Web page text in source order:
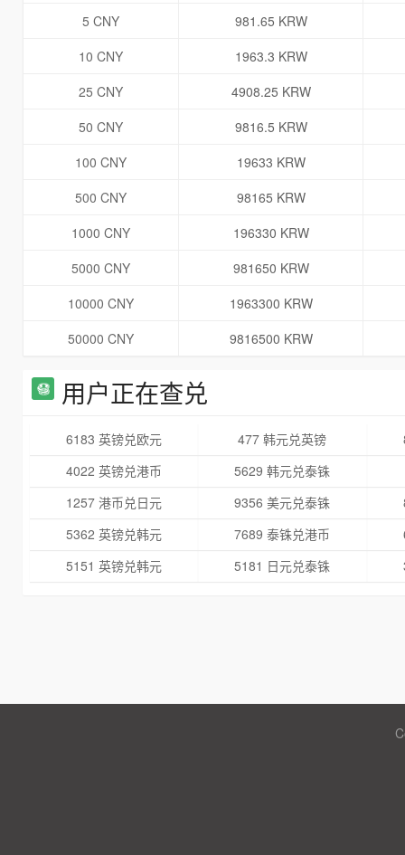
5 CNY
981.65 KRW
10 CNY
1963.3 KRW
25 CNY
4908.25 KRW
50 CNY
9816.5 KRW
100 CNY
19633 KRW
500 CNY
98165 KRW
1000 CNY
196330 KRW
5000 CNY
981650 KRW
10000 CNY
1963300 KRW
50000 CNY
9816500 KRW
用户正在查兑
6183 英镑兑欧元 477 韩元兑英镑
4022 英镑兑港币
5629 韩元兑泰铢
1257 港币兑日元
9356 美元兑泰铢
5362 英镑兑韩元
7689 泰铢兑港币
5151 英镑兑韩元
5181 日元兑泰铢